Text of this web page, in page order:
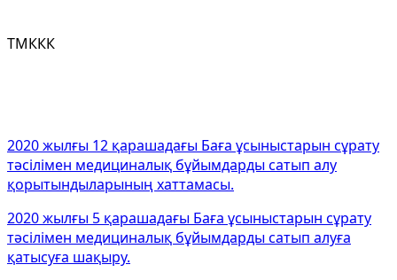
ТМККК
2020 жылғы 12 қарашадағы Баға ұсыныстарын сұрату
тәсілімен медициналық бұйымдарды сатып алу
қорытындыларының хаттамасы.
2020 жылғы 5 қарашадағы Баға ұсыныстарын сұрату
тәсілімен медициналық бұйымдарды сатып алуға
қатысуға шақыру.